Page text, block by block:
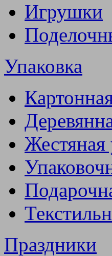
Игрушки
Упаковка
Жестяная
Праздники